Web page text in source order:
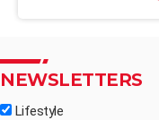
NEWSLETTERS
Lifestyle